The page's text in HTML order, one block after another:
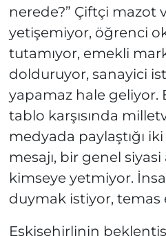
nerede?” Çiftçi mazot
yetişemiyor, öğrenci
tutamıyor, emekli
dolduruyor, sanayici
yapamaz hale geliyor.
tablo karşısında
medyada paylaştığı
mesajı, bir genel siyasi
kimseye yetmiyor.
duymak istiyor, temas
Eskişehirlinin